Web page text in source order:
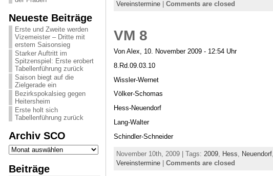
Neueste Beiträge
Erste und Zweite werden
Vizemeister – Dritte mit
erstem Saisonsieg
Starker Auftritt im
Spitzenspiel: Erste erobert
Tabellenführung zurück
Saison biegt auf die
Zielgerade ein
Bezirkspokalsieg gegen
Heitersheim
Erste holt sich
Tabellenführung zurück
Archiv SCO
Archiv
SCO
Beiträge
Vereinstermine| Comments are closed
VM 8
Von Alex, 10. November 2009 - 12:54 Uhr
8.Rd.09.03.10
Wissler-Wernet
Völker-Schomas
Hess-Neuendorf
Lang-Walter
Schindler-Schneider
November 10th, 2009 | Tags: 2009, Hess Neuendorf,
Vereinstermine| Comments are closed